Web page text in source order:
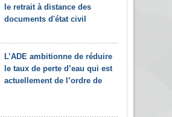
le retrait à distance des
documents d'état civil
L’ADE ambitionne de réduire
le taux de perte d’eau qui est
actuellement de l’ordre de